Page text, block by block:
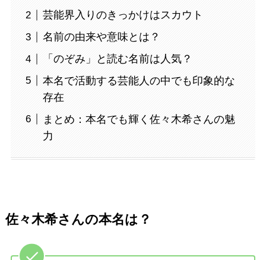
芸能界入りのきっかけはスカウト
名前の由来や意味とは？
「のぞみ」と読む名前は人気？
本名で活動する芸能人の中でも印象的な
存在
まとめ：本名でも輝く佐々木希さんの魅
力
佐々木希さんの本名は？